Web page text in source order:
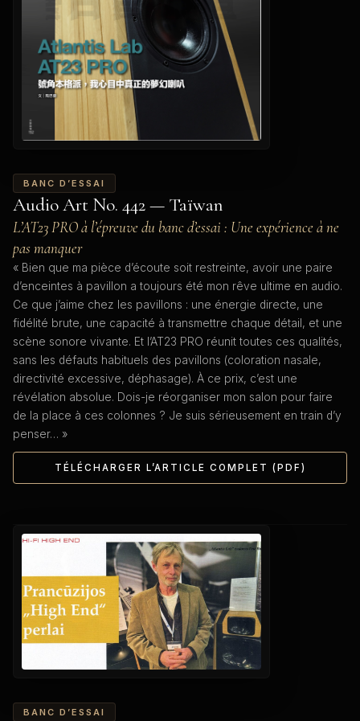
BANC D’ESSAI
Audio Art No. 442 — Taïwan
L’AT23 PRO à l’épreuve du banc d’essai : Une expérience à ne
pas manquer
« Bien que ma pièce d’écoute soit restreinte, avoir une paire
d’enceintes à pavillon a toujours été mon rêve ultime en audio.
Ce que j’aime chez les pavillons : une énergie directe, une
fidélité brute, une capacité à transmettre chaque détail, et une
scène sonore vivante. Et l’AT23 PRO réunit toutes ces qualités,
sans les défauts habituels des pavillons (coloration nasale,
directivité excessive, déphasage). À ce prix, c’est une
révélation absolue. Dois-je réorganiser mon salon pour faire
de la place à ces colonnes ? Je suis sérieusement en train d’y
penser… »
TÉLÉCHARGER L’ARTICLE COMPLET (PDF)
BANC D’ESSAI